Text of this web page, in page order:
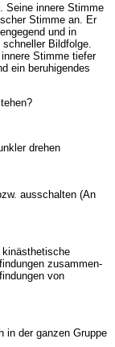
Seine innere Stimme
Stimme an. Er
und in
Bildfolge.
Stimme tiefer
ein beruhigendes
drehen
ausschalten (An
kinästhetische
zusammen-
von
in der ganzen Gruppe